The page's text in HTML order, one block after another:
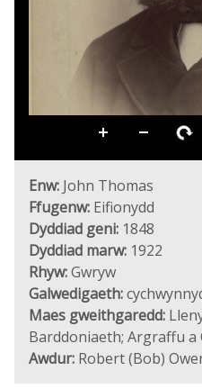
Enw: John Thomas
Ffugenw: Eifionydd
Dyddiad geni: 1848
Dyddiad marw: 1922
Rhyw:Gwryw
Galwedigaeth:
Maes gweithgaredd:
Barddoniaeth; Argraffu a
Awdur: Robert (Bob)